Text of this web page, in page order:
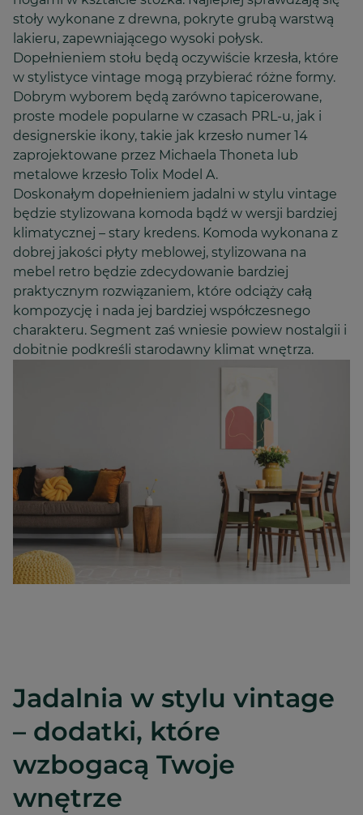
stoły wykonane z drewna, pokryte grubą warstwą
lakieru, zapewniającego wysoki połysk.
Dopełnieniem stołu będą oczywiście krzesła, które
w stylistyce vintage mogą przybierać różne formy.
Dobrym wyborem będą zarówno tapicerowane,
proste modele popularne w czasach PRL-u, jak i
designerskie ikony, takie jak krzesło numer 14
zaprojektowane przez Michaela Thoneta lub
metalowe krzesło Tolix Model A.
Doskonałym dopełnieniem jadalni w stylu vintage
będzie stylizowana komoda bądź w wersji bardziej
klimatycznej – stary kredens. Komoda wykonana z
dobrej jakości płyty meblowej, stylizowana na
mebel retro będzie zdecydowanie bardziej
praktycznym rozwiązaniem, które odciąży całą
kompozycję i nada jej bardziej współczesnego
charakteru. Segment zaś wniesie powiew nostalgii i
dobitnie podkreśli starodawny klimat wnętrza.
Jadalnia w stylu vintage
– dodatki, które
wzbogacą Twoje
wnętrze